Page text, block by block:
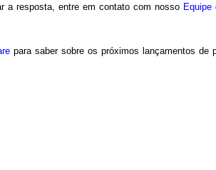
a resposta, entre em contato com nosso Equipe
para saber sobre os próximos lançamentos de